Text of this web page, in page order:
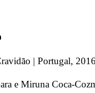
| Portugal,
e Miruna Coca-